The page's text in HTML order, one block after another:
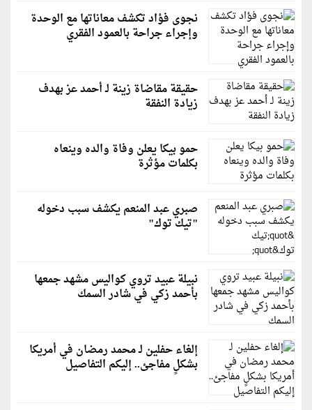
نجوى فؤاد تكشف معاناتها مع الوحدة
وإجراء جراحة بالعمود الفقري
حقيقة مقاضاة زينة لـ أحمد عز بهدف
زيادة النفقة
حمو بيكا يعلن وفاة والده وينعاه
بكلمات مؤثرة
صبري عبد المنعم يكشف سبب دخوله
"تيك توك"
نبيلة عبيد تروي كواليس مشهد جمعها
بأحمد زكي في شادر السمك
إلغاء حفلين لـ محمد رمضان في أمريكا
بشكلٍ مفاجئ.. إليكم التفاصيل